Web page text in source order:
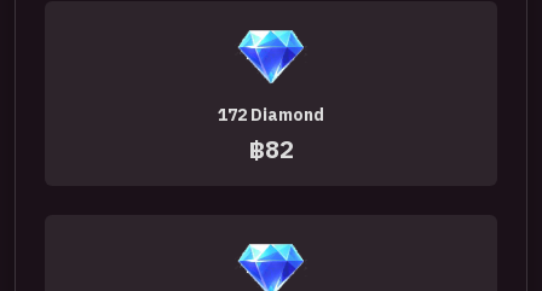
172 Diamond
฿82